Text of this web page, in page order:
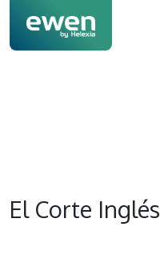
El Corte Inglés